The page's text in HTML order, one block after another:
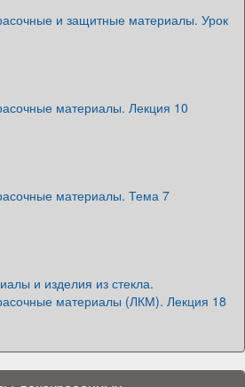
и защитные материалы. Урок
материалы. Лекция 10
материалы. Тема 7
и изделия из стекла.
материалы (ЛКМ). Лекция 18